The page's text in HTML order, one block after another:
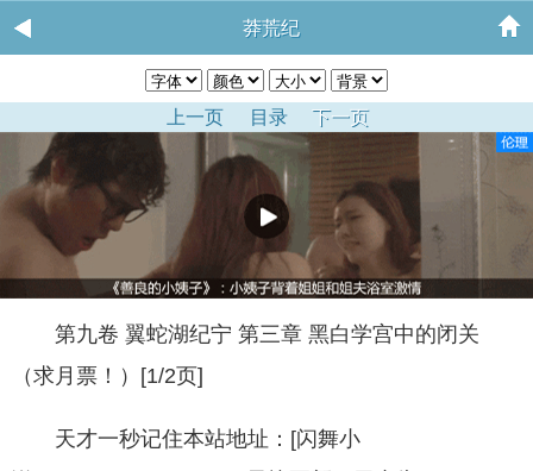
莽荒纪
上一页 目录 下一页
第九卷 翼蛇湖纪宁 第三章 黑白学宫中的闭关
（求月票！）[1/2页]
天才一秒记住本站地址：[闪舞小